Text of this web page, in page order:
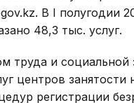
В I полугодии
48,3 тыс. услуг.
труда и
центров занятости
регистрации